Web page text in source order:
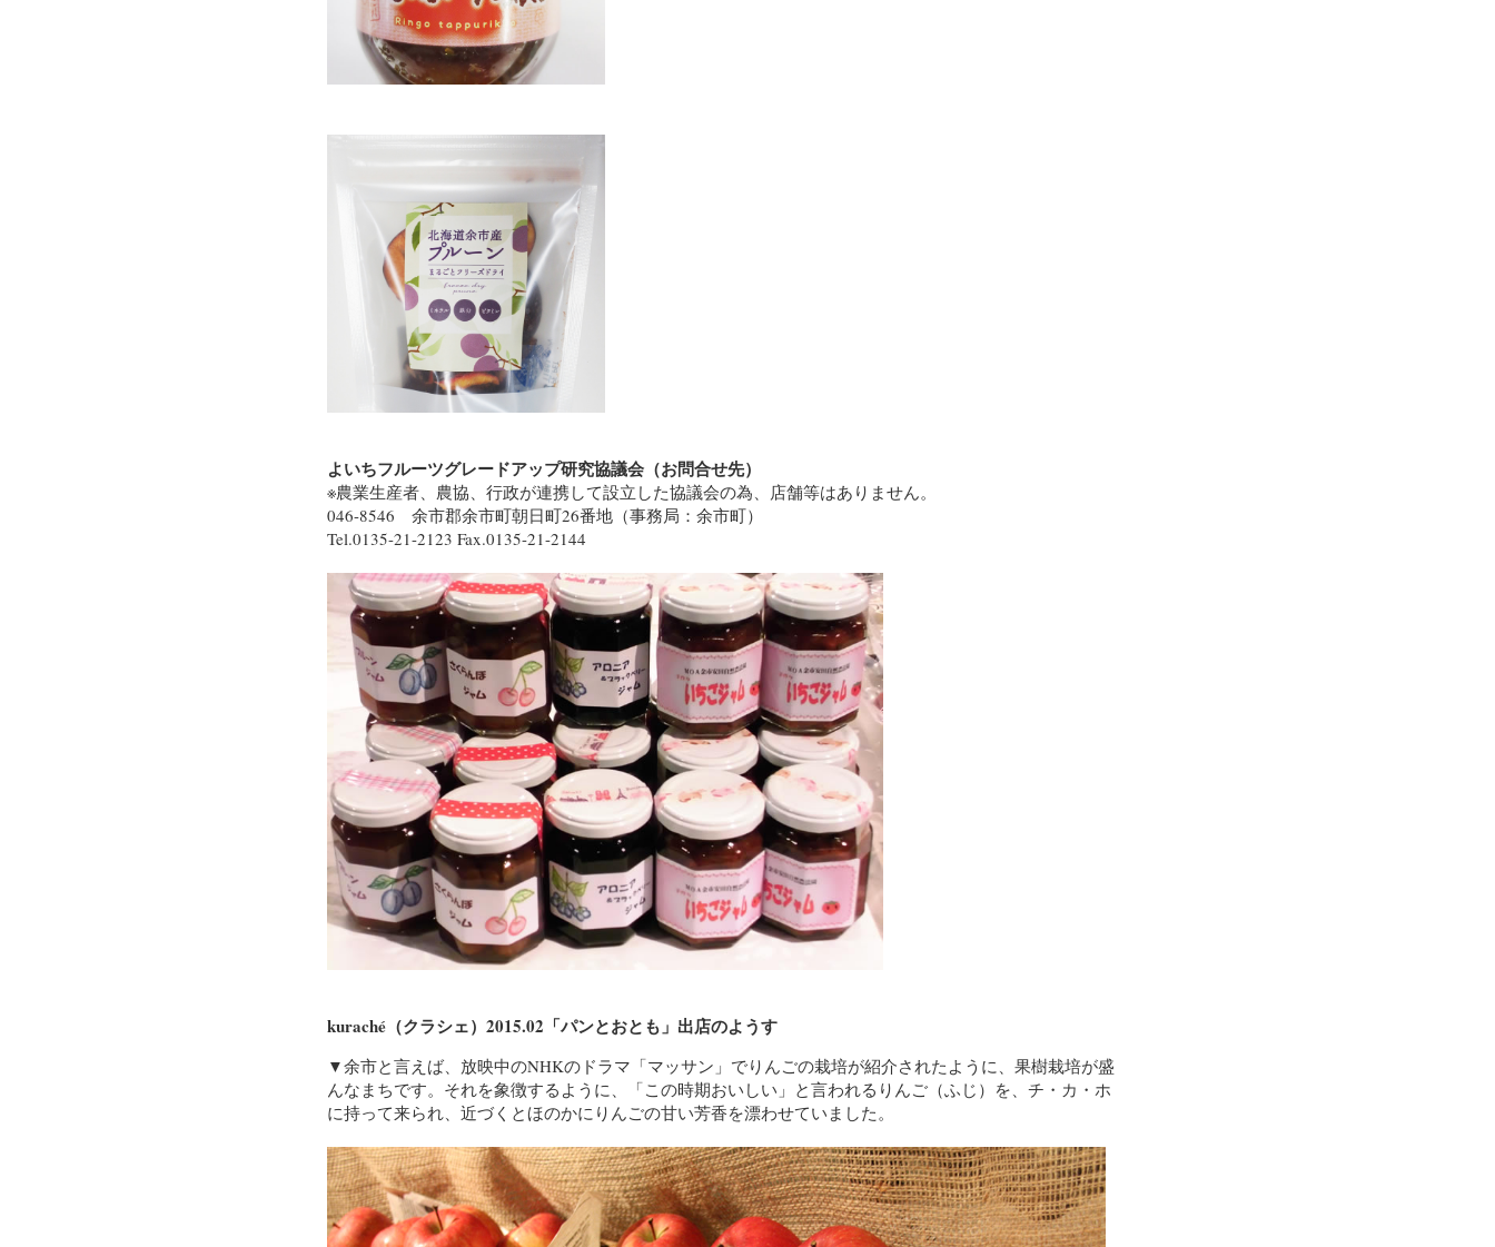
よいちフルーツグレードアップ研究協議会（お問合せ先）
※農業生産者、農協、行政が連携して設立した協議会の為、店舗等はありません。
046-8546 余市郡余市町朝日町26番地（事務局：余市町）
Tel.0135-21-2123 Fax.0135-21-2144
kuraché（クラシェ）2015.02「パンとおとも」出店のようす
▼余市と言えば、放映中のNHKのドラマ「マッサン」でりんごの栽培が紹介されたように、果樹栽培が盛
んなまちです。それを象徴するように、「この時期おいしい」と言われるりんご（ふじ）を、チ・カ・ホ
に持って来られ、近づくとほのかにりんごの甘い芳香を漂わせていました。